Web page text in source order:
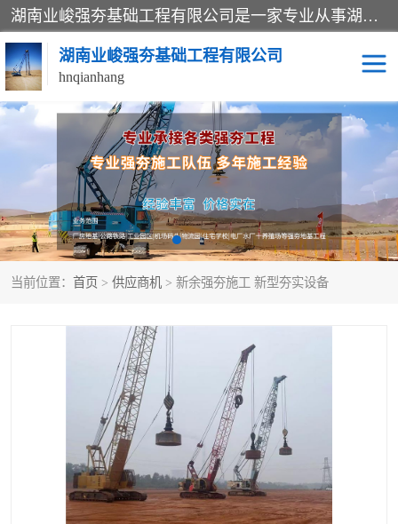
湖南业峻强夯基础工程有限公司是一家专业从事湖南强夯基础工程、强夯机租赁，地基处理的施工单位。业务覆盖：湖南、广东，江西等地。可承接1000KN.m-25000KN.m强夯（置换）工程。公司创始人是国内较早期从事强夯施工的建设者，经过多年的一步一个脚印的发展，在行业内具有较高的度和良好的口碑。
湖南业峻强夯基础工程有限公司
hnqianhang
当前位置： 首页 > 供应商机 > 新余强夯施工 新型夯实设备
强夯施工案例 强夯机租赁
强夯施工工程 强夯施工队伍
强夯队伍